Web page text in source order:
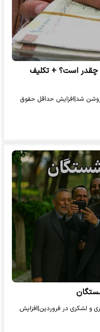
چقدر است؟ + تکلیف
متناسب‌سازی حقوق در سال ۱۴۰۴ روشن شد|افزایش حداقل حقوق
و لشکری در فروردین|افزایش